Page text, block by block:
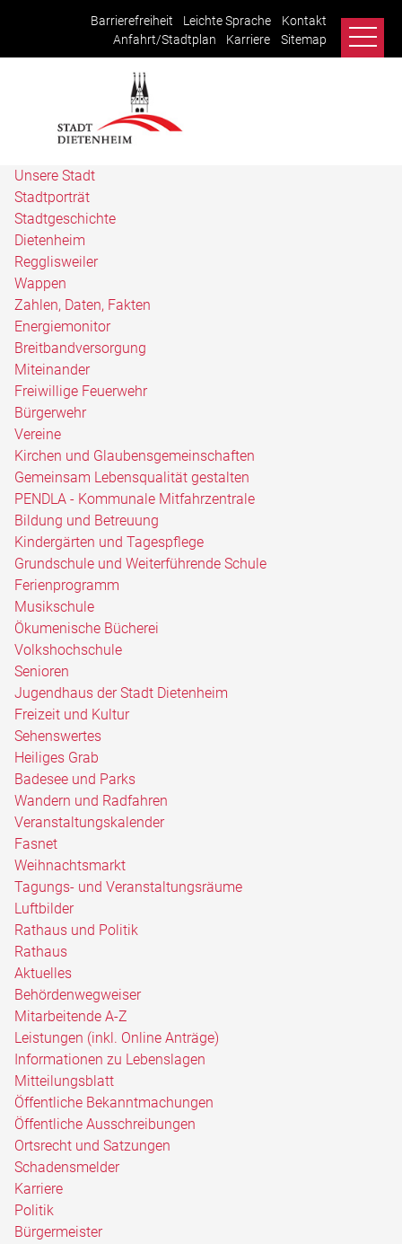
Barrierefreiheit Leichte Sprache
Kontakt
Anfahrt/Stadtplan
Karriere Sitemap
Unsere Stadt
Stadtporträt
Stadtgeschichte
Dietenheim
Regglisweiler
Wappen
Zahlen, Daten, Fakten
Energiemonitor
Breitbandversorgung
Miteinander
Freiwillige Feuerwehr
Bürgerwehr
Vereine
Kirchen und Glaubensgemeinschaften
Gemeinsam Lebensqualität gestalten
PENDLA - Kommunale Mitfahrzentrale
Bildung und Betreuung
Kindergärten und Tagespflege
Grundschule und Weiterführende Schule
Ferienprogramm
Musikschule
Ökumenische Bücherei
Volkshochschule
Senioren
Jugendhaus der Stadt Dietenheim
Freizeit und Kultur
Sehenswertes
Heiliges Grab
Badesee und Parks
Wandern und Radfahren
Veranstaltungskalender
Fasnet
Weihnachtsmarkt
Tagungs- und Veranstaltungsräume
Luftbilder
Rathaus und Politik
Rathaus
Aktuelles
Behördenwegweiser
Mitarbeitende A-Z
Leistungen (inkl. Online Anträge)
Informationen zu Lebenslagen
Mitteilungsblatt
Öffentliche Bekanntmachungen
Öffentliche Ausschreibungen
Ortsrecht und Satzungen
Schadensmelder
Karriere
Politik
Bürgermeister